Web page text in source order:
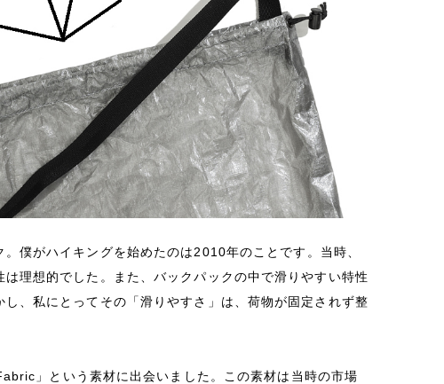
僕がハイキングを始めたのは2010年のことです。当時、
理想的でした。また、バックパックの中で滑りやすい特性
、私にとってその「滑りやすさ」は、荷物が固定されず整
」という素材に出会いました。この素材は当時の市場